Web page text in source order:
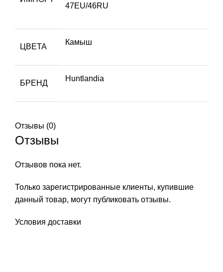
47EU/46RU
ЦВЕТА
Камыш
БРЕНД
Huntlandia
Отзывы (0)
Отзывы
Отзывов пока нет.
Только зарегистрированные клиенты, купившие
данный товар, могут публиковать отзывы.
Условия доставки